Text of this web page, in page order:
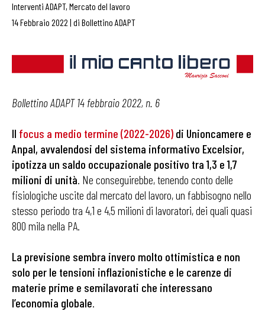
Interventi ADAPT, Mercato del lavoro
14 Febbraio 2022 | di Bollettino ADAPT
Bollettino ADAPT 14 febbraio 2022, n. 6
Il focus a medio termine (2022-2026) di Unioncamere e
Anpal, avvalendosi del sistema informativo Excelsior,
ipotizza un saldo occupazionale positivo tra 1,3 e 1,7
milioni di unità. Ne conseguirebbe, tenendo conto delle
fisiologiche uscite dal mercato del lavoro, un fabbisogno nello
stesso periodo tra 4,1 e 4,5 milioni di lavoratori, dei quali quasi
800 mila nella PA.
La previsione sembra invero molto ottimistica e non
solo per le tensioni inflazionistiche e le carenze di
materie prime e semilavorati che interessano
l’economia globale.